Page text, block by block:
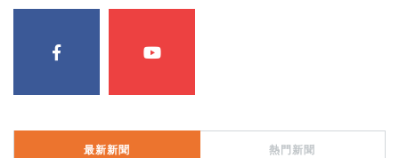
最新新聞 熱門新聞